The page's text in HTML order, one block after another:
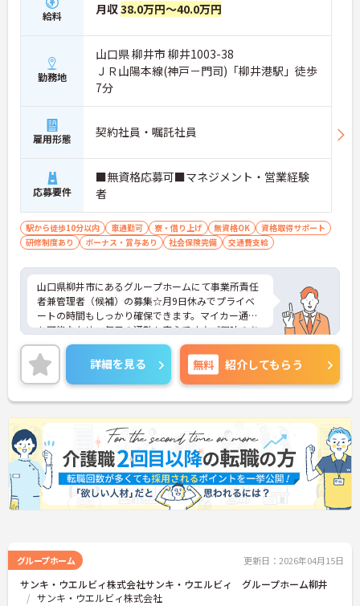
給料 月収38.0万円～40.0万円
勤務地
山口県 柳井市 柳井1003-38
ＪＲ山陽本線(神戸－門司)「柳井港駅」徒歩
7分
雇用形態 契約社員・嘱託社員
応募要件
■無資格応募可■マネジメント・営業経験
者
駅から徒歩10分以内 車通勤可 寮・借り上げ 無資格OK
資格取得サポート
研修制度あり
ボーナス・賞与あり 社会保険完備 交通費支給
山口県柳井市にあるグループホームにて事業所責任
者兼管理者（候補）の募集☆月9日休みでプライベ
ートの時間もしっかり確保できます。マイカー通勤
も可能なため、毎日の通勤も安心です♪ご興味のあ
る方には、面接対策ポイントなど、さらに詳細をご
案内しますのでお気軽にご相談ください！
詳細を見る 無料 紹介してもらう
グループホーム 更新日：2026年04月15日
サンキ・ウエルビィ株式会社サンキ・ウエルビィ グループホーム柳井
サンキ・ウエルビィ株式会社